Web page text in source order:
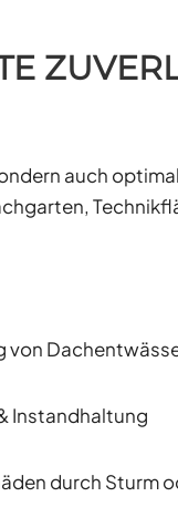
auch
von
Instandhaltung
durch Sturm